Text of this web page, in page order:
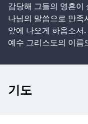
감당해 그들의 영혼이
나님의 말씀으로 만족
앞에 나오게 하옵소서.
예수 그리스도의 이름
기도